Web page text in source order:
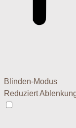
Blinden-Modus
Reduziert